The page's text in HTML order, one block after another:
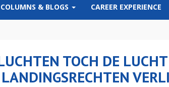
COLUMNS & BLOGS CAREER EXPERIENCE
TOCH DE